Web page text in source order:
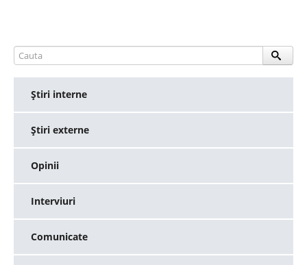
Ştiri interne
Ştiri externe
Opinii
Interviuri
Comunicate